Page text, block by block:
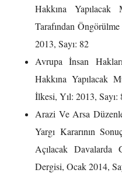
Hakkına Yapılacak
Tarafından
2013, Sayı: 82
Avrupa İnsan
Hakkına Yapılacak
İlkesi, Yıl: 2013, Sayı:
Arazi Ve Arsa
Yargı Kararının
Açılacak Davalarda
Dergisi, Ocak 2014,